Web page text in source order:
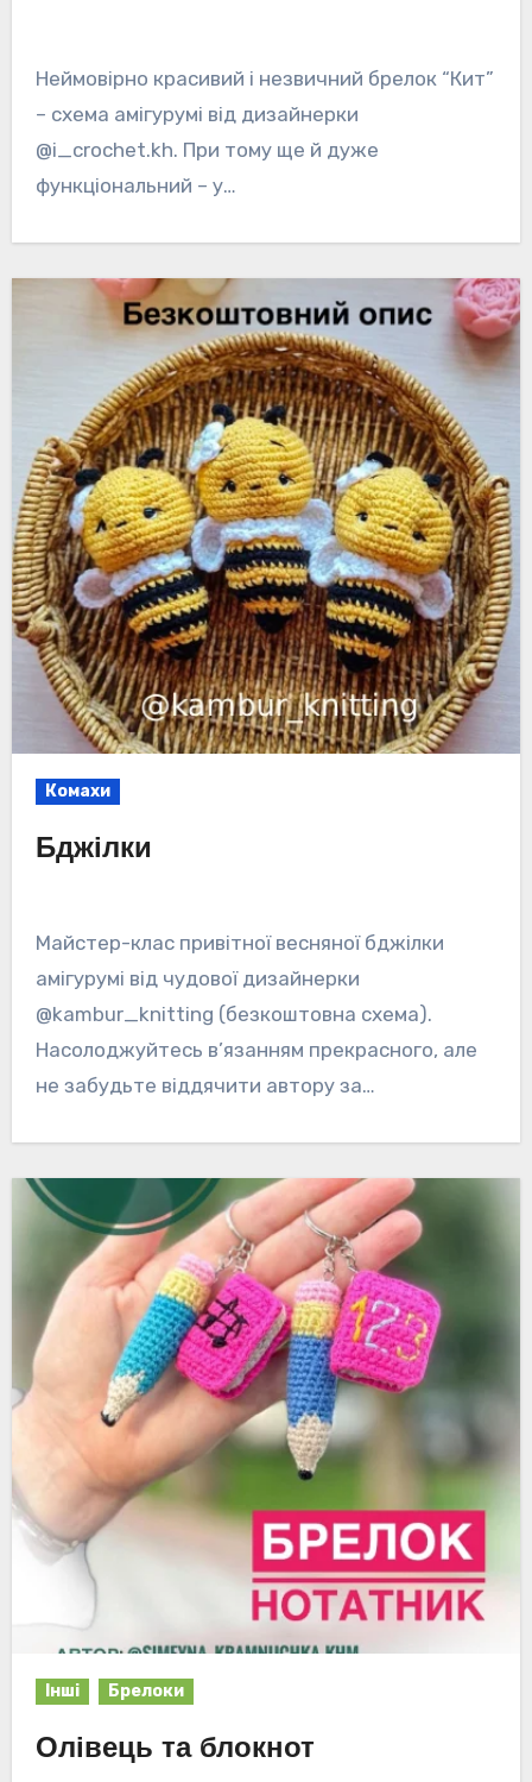
Неймовірно красивий і незвичний брелок “Кит”
– схема амігурумі від дизайнерки
@i_crochet.kh. При тому ще й дуже
функціональний – у…
Комахи
Бджілки
Майстер-клас привітної весняної бджілки
амігурумі від чудової дизайнерки
@kambur_knitting (безкоштовна схема).
Насолоджуйтесь в’язанням прекрасного, але
не забудьте віддячити автору за…
Інші Брелоки
Олівець та блокнот